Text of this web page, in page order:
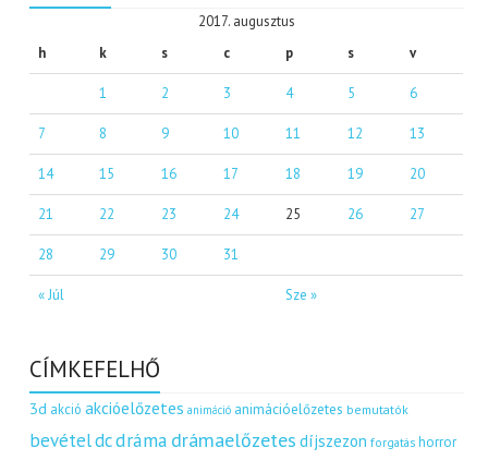
2017. augusztus
h
k s c p s v
« Júl Sze »
1 2 3 4 5 6
7 8 9 10 11 12 13
14 15 16 17 18 19 20
21 22 23 24 25 26 27
28 29 30 31
CÍMKEFELHŐ
3d akció akcióelőzetes animáció animációelőzetes bemutatók
bevételdcdráma drámaelőzetes díjszezon forgatás horror